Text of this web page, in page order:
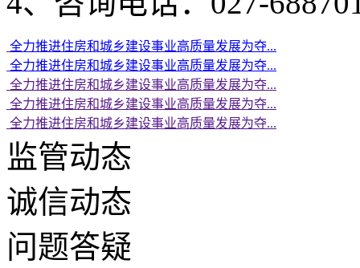
全力推进住房和城乡建设事业高质量发展为夺...
全力推进住房和城乡建设事业高质量发展为夺...
全力推进住房和城乡建设事业高质量发展为夺...
全力推进住房和城乡建设事业高质量发展为夺...
全力推进住房和城乡建设事业高质量发展为夺...
监管动态
诚信动态
问题答疑